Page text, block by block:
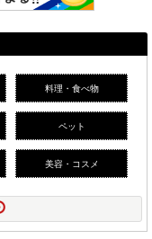
料理・食べ物
ペット
美容・コスメ